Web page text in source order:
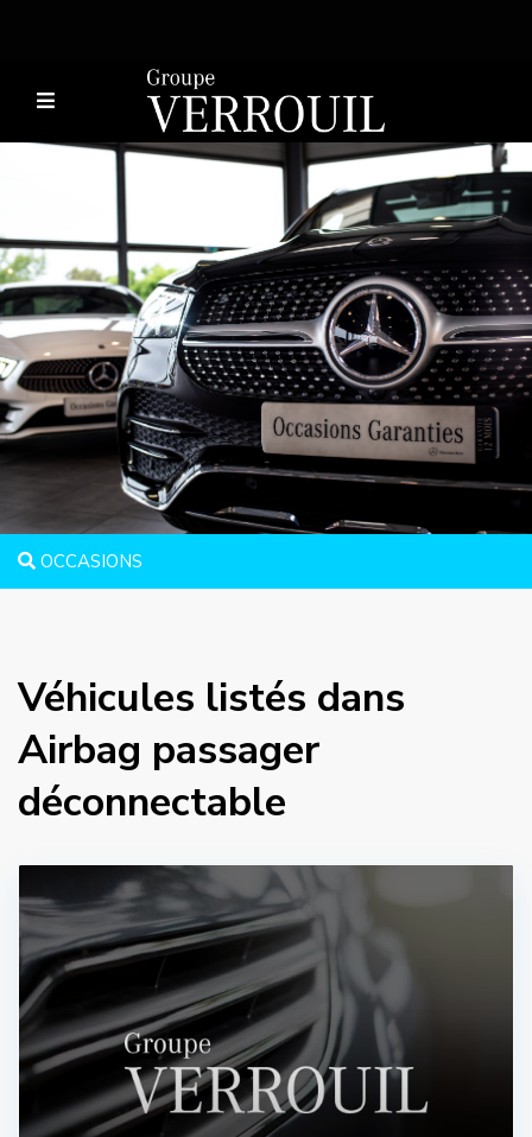
OCCASIONS
Véhicules listés dans
Airbag passager
déconnectable